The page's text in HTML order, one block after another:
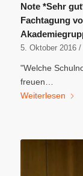
Note *Sehr
Fachtagung
5. Oktober 2016 /
"Welche
freuen…
Weiterlesen